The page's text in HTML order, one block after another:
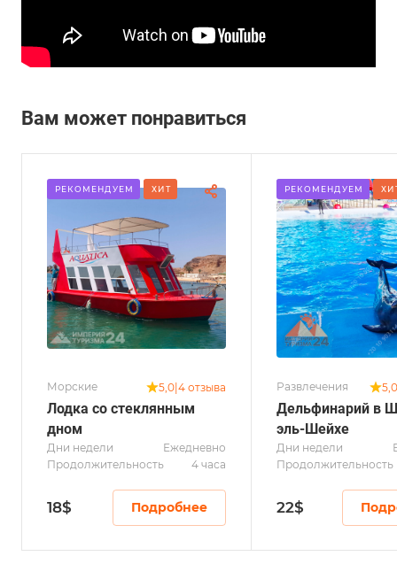
Вам может понравиться
РЕКОМЕНДУЕМ ХИТ
Морские 5,0|4 отзыва
Лодка со стеклянным
дном
Дни недели
Ежедневно
Продолжительность
4 часа
18$ Подробнее
РЕКОМЕНДУЕМ
Развлечения 5,0
Дельфинарий в
эль-Шейхе
Дни недели
Продолжительность
22$